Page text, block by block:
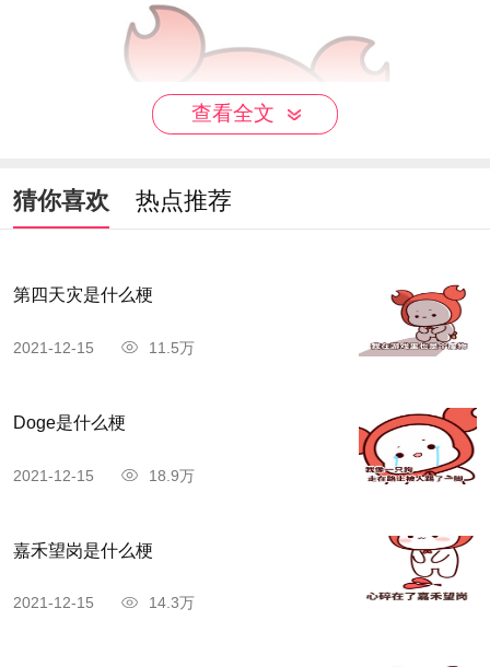
查看全文
猜你喜欢 热点推荐
第四天灾是什么梗
2021-12-15 11.5万
Doge是什么梗
2021-12-15 18.9万
嘉禾望岗是什么梗
2021-12-15 14.3万